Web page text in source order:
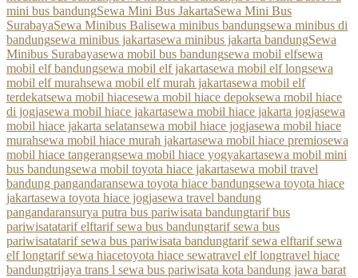
mini bus bandungSewa Mini Bus JakartaSewa Mini Bus
SurabayaSewa Minibus Balisewa minibus bandungsewa minibus di
bandungsewa minibus jakartasewa minibus jakarta bandungSewa
Minibus Surabayasewa mobil bus bandungsewa mobil elfsewa
mobil elf bandungsewa mobil elf jakartasewa mobil elf longsewa
mobil elf murahsewa mobil elf murah jakartasewa mobil elf
terdekatsewa mobil hiacesewa mobil hiace depoksewa mobil hiace
di jogjasewa mobil hiace jakartasewa mobil hiace jakarta jogjasewa
mobil hiace jakarta selatansewa mobil hiace jogjasewa mobil hiace
murahsewa mobil hiace murah jakartasewa mobil hiace premiosewa
mobil hiace tangerangsewa mobil hiace yogyakartasewa mobil mini
bus bandungsewa mobil toyota hiace jakartasewa mobil travel
bandung pangandaransewa toyota hiace bandungsewa toyota hiace
jakartasewa toyota hiace jogjasewa travel bandung
pangandaransurya putra bus pariwisata bandungtarif bus
pariwisatatarif elftarif sewa bus bandungtarif sewa bus
pariwisatatarif sewa bus pariwisata bandungtarif sewa elftarif sewa
elf longtarif sewa hiacetoyota hiace sewatravel elf longtravel hiace
bandungtrijaya trans l sewa bus pariwisata kota bandung jawa barat